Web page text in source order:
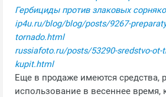
Гербициды против злаковых
ip4u.ru/blog/blog/posts/9267-
tornado.html
russiafoto.ru/posts/53290-sredstvo-ot-
kupit.html
Еще в продаже имеются средства,
использование в весеннее время,